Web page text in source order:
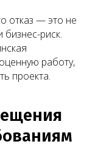
отказ — это не
риск.
работу,
проекта.